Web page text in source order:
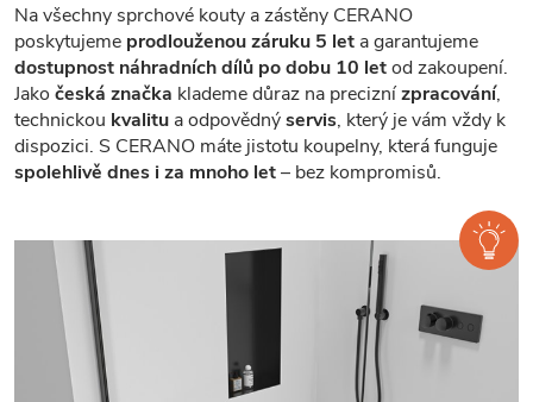
Na všechny sprchové kouty a zástěny CERANO
poskytujeme prodlouženou záruku 5 let a garantujeme
dostupnost náhradních dílů po dobu 10 letod zakoupení.
Jako česká značka klademe důraz na preciznízpracování,
technickou kvalitu a odpovědnýservis, který je vám vždy k
dispozici. S CERANO máte jistotu koupelny, která funguje
spolehlivě dnes i za mnoho let– bez kompromisů.